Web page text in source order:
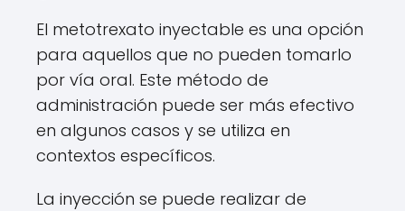
El metotrexato inyectable es una opción
para aquellos que no pueden tomarlo
por vía oral. Este método de
administración puede ser más efectivo
en algunos casos y se utiliza en
contextos específicos.
La inyección se puede realizar de